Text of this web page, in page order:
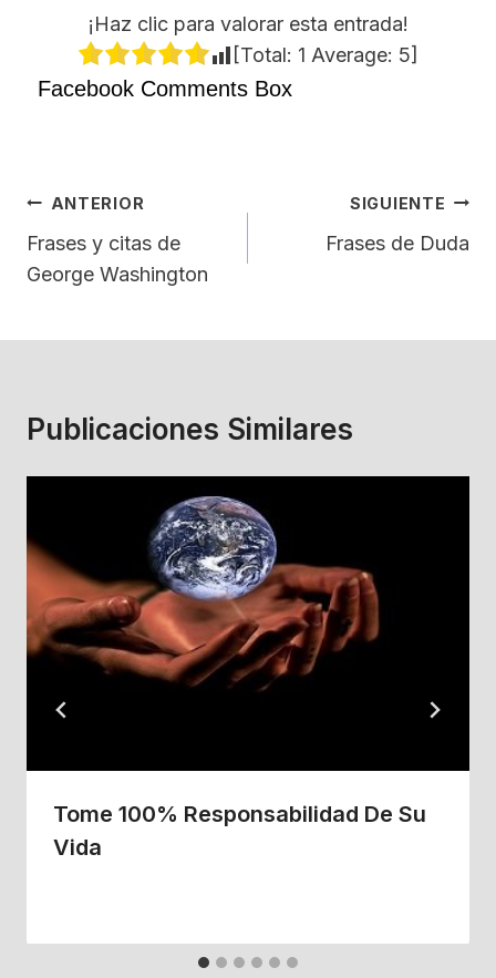
¡Haz clic para valorar esta entrada!
[Total: 1 Average: 5]
Facebook Comments Box
Navegación
De
Entradas
ANTERIOR
Frases y citas de
George Washington
SIGUIENTE
Frases de Duda
Publicaciones Similares
Tome 100% Responsabilidad De Su
Vida